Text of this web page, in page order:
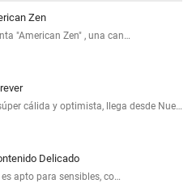
Zen
"American Zen" , una can…
cálida y optimista, llega desde Nue…
Delicado
apto para sensibles, co…